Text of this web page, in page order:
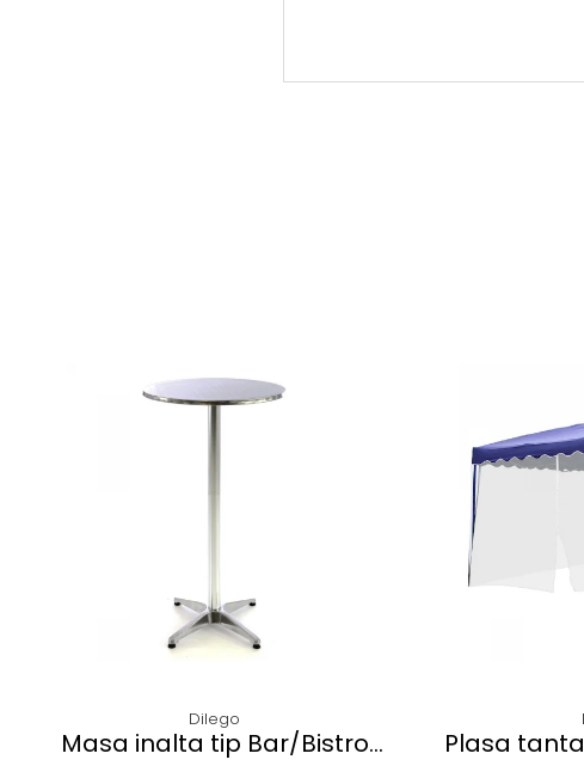
Dilego
Masa inalta tip Bar/Bistro
Plasa tantari muste